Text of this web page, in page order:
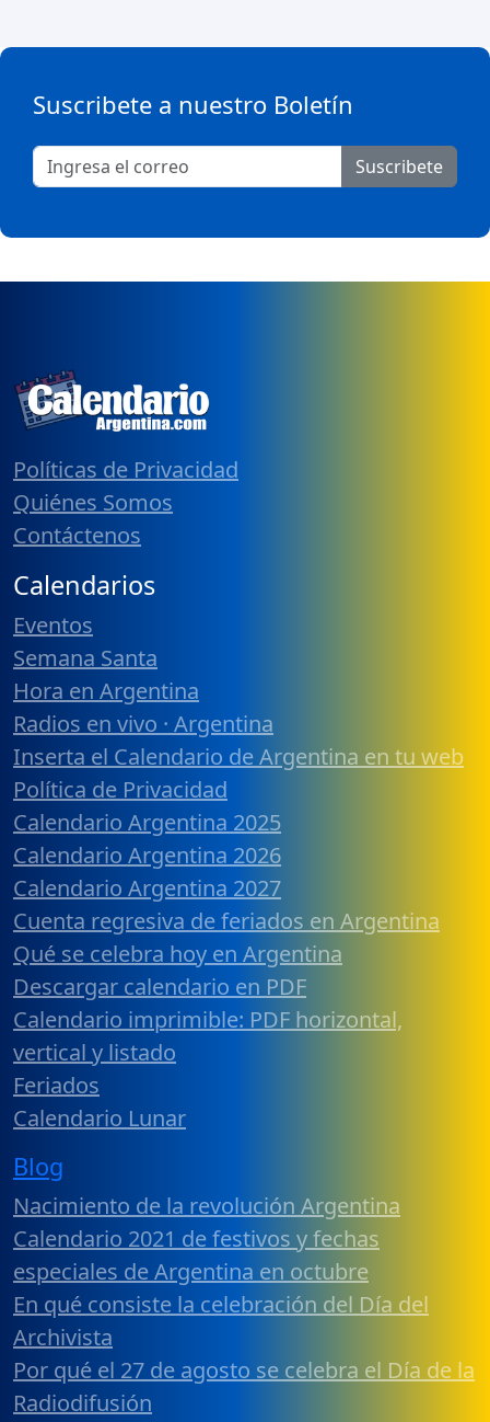
Suscribete a nuestro Boletín
Suscribete
Políticas de Privacidad
Quiénes Somos
Contáctenos
Calendarios
Eventos
Semana Santa
Hora en Argentina
Radios en vivo · Argentina
Inserta el Calendario de Argentina en tu web
Política de Privacidad
Calendario Argentina 2025
Calendario Argentina 2026
Calendario Argentina 2027
Cuenta regresiva de feriados en Argentina
Qué se celebra hoy en Argentina
Descargar calendario en PDF
Calendario imprimible: PDF horizontal,
vertical y listado
Feriados
Calendario Lunar
Blog
Nacimiento de la revolución Argentina
Calendario 2021 de festivos y fechas
especiales de Argentina en octubre
En qué consiste la celebración del Día del
Archivista
Por qué el 27 de agosto se celebra el Día de la
Radiodifusión